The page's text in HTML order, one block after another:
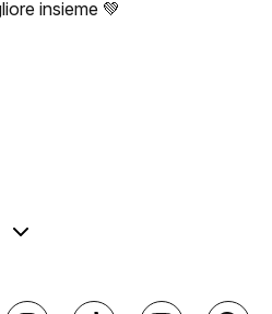
insieme 💚